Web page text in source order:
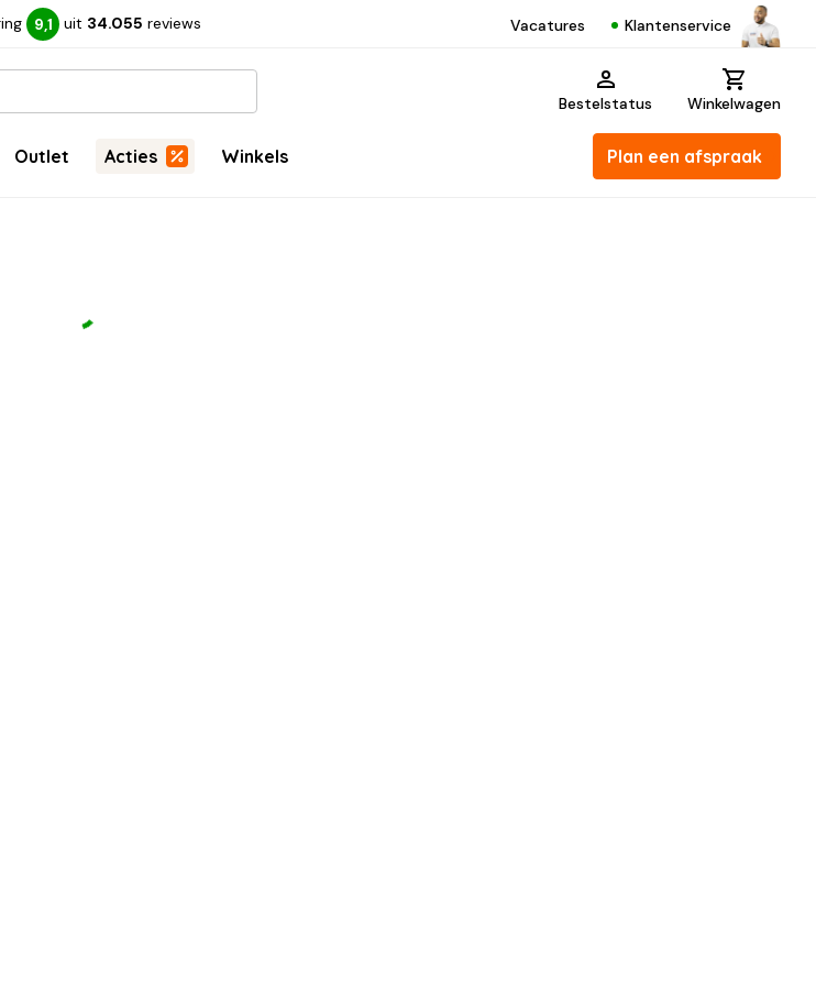
9,1 uit 34.055 reviews Vacatures Klantenservice
Bestelstatus Winkelwagen
Outlet Acties Winkels Plan een afspraak